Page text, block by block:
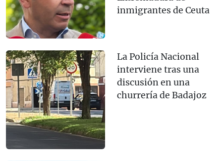
inmigrantes de Ceuta
La Policía Nacional
interviene tras una
discusión en una
churrería de Badajoz